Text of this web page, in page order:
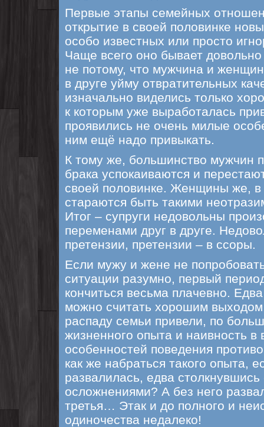
Первые этапы семейных
открытие в своей половинке
особо известных или просто
Чаще всего оно бывает
не потому, что мужчина и
в друге уйму отвратительных
изначально виделись только
к которым уже выработалась
проявились не очень милые
ним ещё надо привыкать.
К тому же, большинство мужчин
брака успокаиваются и
своей половинке. Женщины же,
стараются быть такими
Итог – супруги недовольны
переменами друг в друге.
претензии, претензии – в ссоры.
Если мужу и жене не
ситуации разумно, первый
кончиться весьма плачевно.
можно считать хорошим
распаду семьи привели, по
жизненного опыта и наивность в
особенностей поведения
как же набраться такого опыта,
развалилась, едва столкнувшись
осложнениями? А без него
третья… Этак и до полного и
одиночества недалеко!